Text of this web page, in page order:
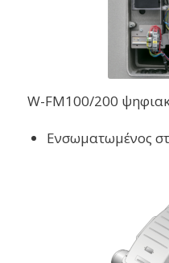
W-FM100/200
Ενσωματωμένος